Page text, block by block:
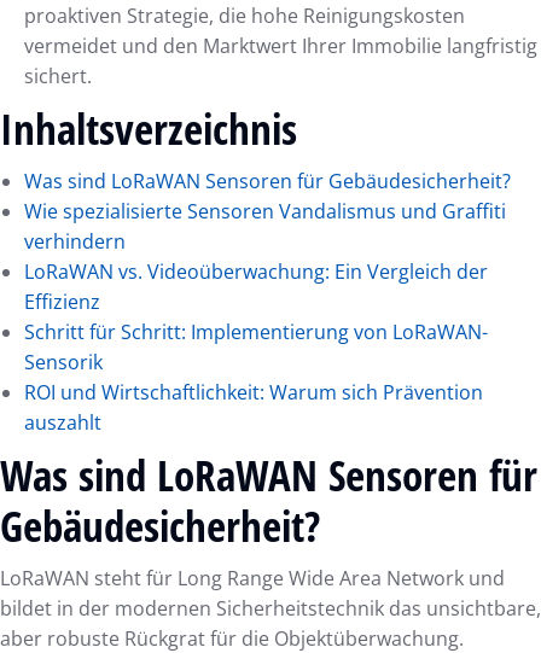
proaktiven Strategie, die hohe Reinigungskosten
vermeidet und den Marktwert Ihrer Immobilie langfristig
sichert.
Inhaltsverzeichnis
Was sind LoRaWAN Sensoren für Gebäudesicherheit?
Wie spezialisierte Sensoren Vandalismus und Graffiti
verhindern
LoRaWAN vs. Videoüberwachung: Ein Vergleich der
Effizienz
Schritt für Schritt: Implementierung von LoRaWAN-
Sensorik
ROI und Wirtschaftlichkeit: Warum sich Prävention
auszahlt
Was sind LoRaWAN Sensoren für
Gebäudesicherheit?
LoRaWAN steht für Long Range Wide Area Network und
bildet in der modernen Sicherheitstechnik das unsichtbare,
aber robuste Rückgrat für die Objektüberwachung.